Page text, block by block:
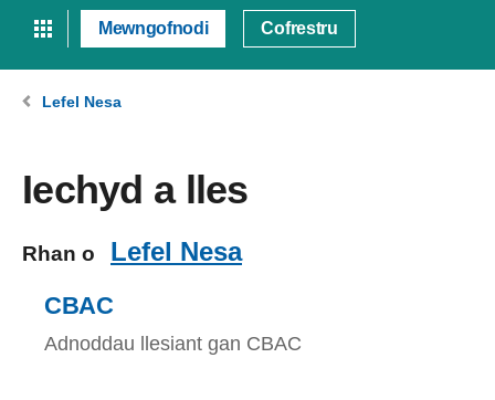
Mewngofnodi Cofrestru
Lefel Nesa
Iechyd a lles
Rhan o Lefel Nesa
CBAC
Adnoddau llesiant gan CBAC